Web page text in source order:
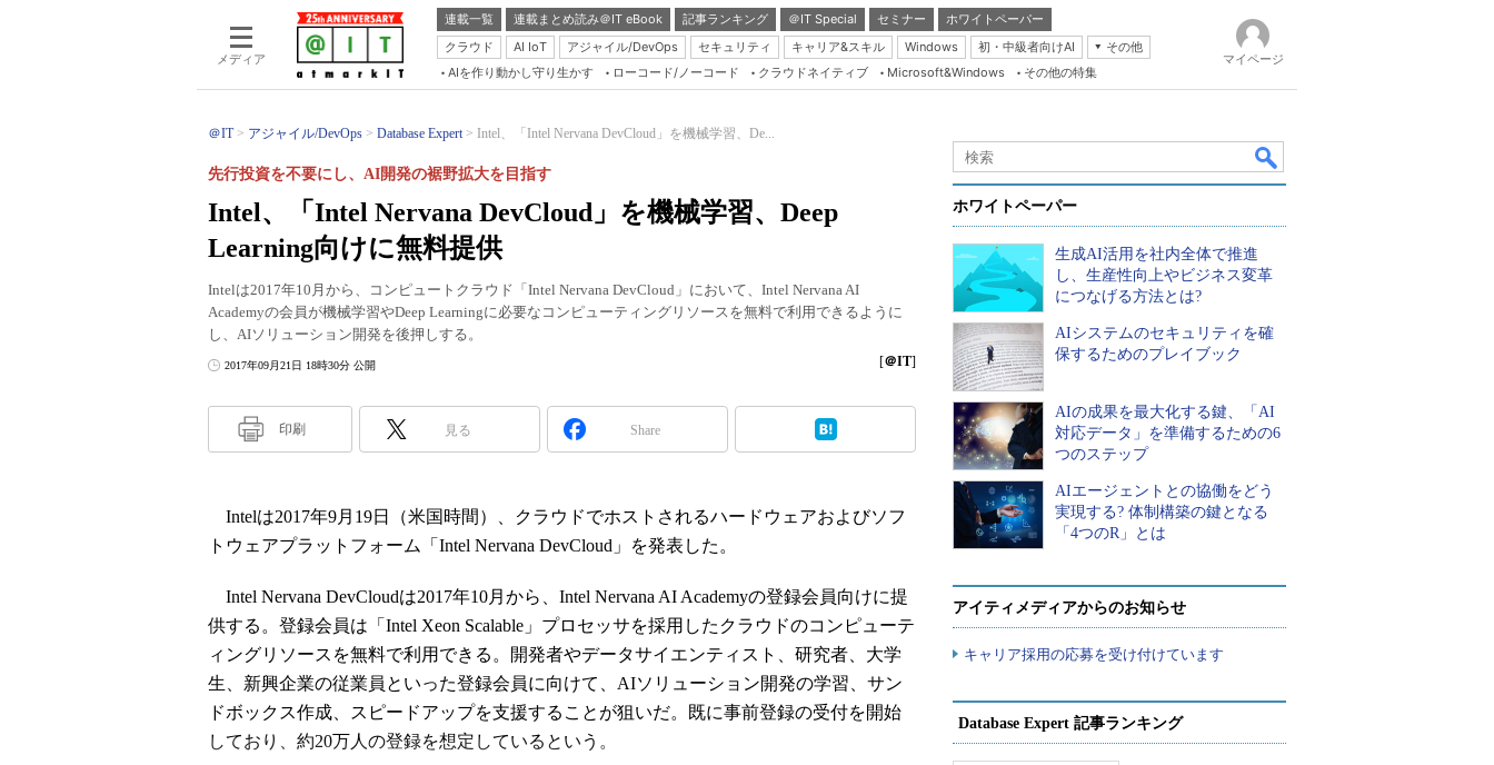
メディア
連載一覧 連載まとめ読み＠IT eBook 記事ランキング ＠IT Special セミナー
ホワイトペーパー
クラウド
AI IoT アジャイル/DevOps セキュリティ キャリア&スキル Windows 初・中級者向けAI
その他
Server & Storage
Database Expert
Master of IP Network
Security & Trust
Test & Tools
AIを作り動かし守り生かす ローコード/ノーコード クラウドネイティブ Microsoft&Windows その他の特集
マイページ
＠IT アジャイル/DevOps Database Expert Intel、「Intel Nervana DevCloud」を機械学習、De...
Intel、「Intel Nervana DevCloud」を機械学習、Deep
Learning向けに無料提供
先行投資を不要にし、AI開発の裾野拡大を目指す
Intelは2017年10月から、コンピュートクラウド「Intel Nervana DevCloud」において、Intel Nervana AI
Academyの会員が機械学習やDeep Learningに必要なコンピューティングリソースを無料で利用できるように
し、AIソリューション開発を後押しする。
2017年09月21日 18時30分 公開 [＠IT]
印刷 見る Share
Intelは2017年9月19日（米国時間）、クラウドでホストされるハードウェアおよびソフ
トウェアプラットフォーム「Intel Nervana DevCloud」を発表した。
Intel Nervana DevCloudは2017年10月から、Intel Nervana AI Academyの登録会員向けに提
供する。登録会員は「Intel Xeon Scalable」プロセッサを採用したクラウドのコンピューテ
ィングリソースを無料で利用できる。開発者やデータサイエンティスト、研究者、大学
生、新興企業の従業員といった登録会員に向けて、AIソリューション開発の学習、サン
ドボックス作成、スピードアップを支援することが狙いだ。既に事前登録の受付を開始
しており、約20万人の登録を想定しているという。
ホワイトペーパー
生成AI活用を社内全体で推進
し、生産性向上やビジネス変革
につなげる方法とは?
AIシステムのセキュリティを確
保するためのプレイブック
AIの成果を最大化する鍵、「AI
対応データ」を準備するための6
つのステップ
AIエージェントとの協働をどう
実現する? 体制構築の鍵となる
「4つのR」とは
アイティメディアからのお知らせ
キャリア採用の応募を受け付けています
Database Expert 記事ランキング